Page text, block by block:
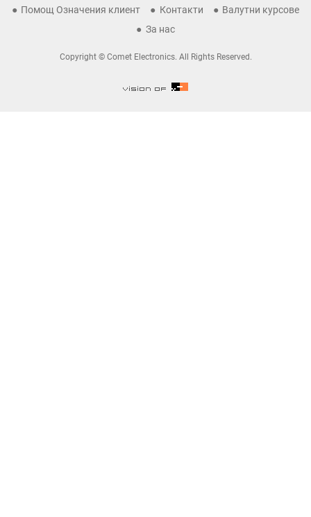
Помощ Означения клиент Контакти
Валутни курсове
За нас
Copyright © Comet Electronics. All Rights Reserved.